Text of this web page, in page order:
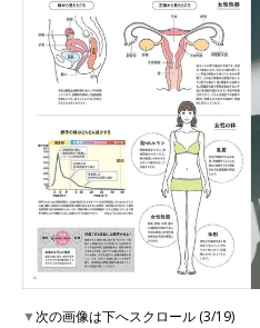
▼次の画像は下へスクロール (3/19)